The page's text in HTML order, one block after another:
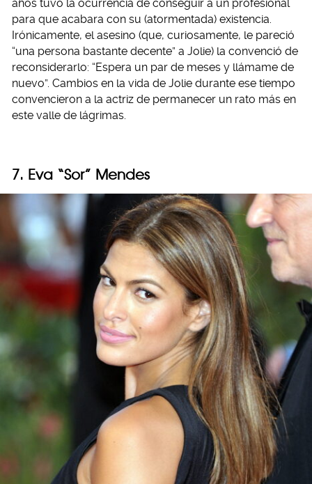
años tuvo la ocurrencia de conseguir a un profesional
para que acabara con su (atormentada) existencia.
Irónicamente, el asesino (que, curiosamente, le pareció
“una persona bastante decente” a Jolie) la convenció de
reconsiderarlo: “Espera un par de meses y llámame de
nuevo”. Cambios en la vida de Jolie durante ese tiempo
convencieron a la actriz de permanecer un rato más en
este valle de lágrimas.
7. Eva “Sor” Mendes